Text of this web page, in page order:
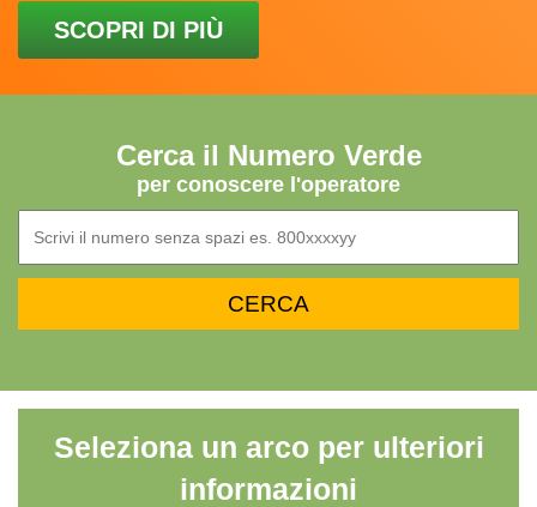
SCOPRI DI PIÙ
Cerca il Numero Verde
per conoscere l'operatore
Seleziona un arco per ulteriori
informazioni